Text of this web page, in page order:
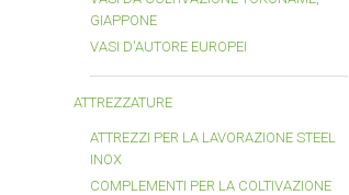
GIAPPONE
VASI D'AUTORE EUROPEI
ATTREZZATURE
ATTREZZI PER LA LAVORAZIONE STEEL
INOX
COMPLEMENTI PER LA COLTIVAZIONE